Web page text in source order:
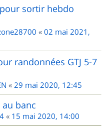
sortir hebdo
« 02 mai 2021,
randonnées GTJ 5-7
« 29 mai 2020, 12:45
banc
« 15 mai 2020, 14:00